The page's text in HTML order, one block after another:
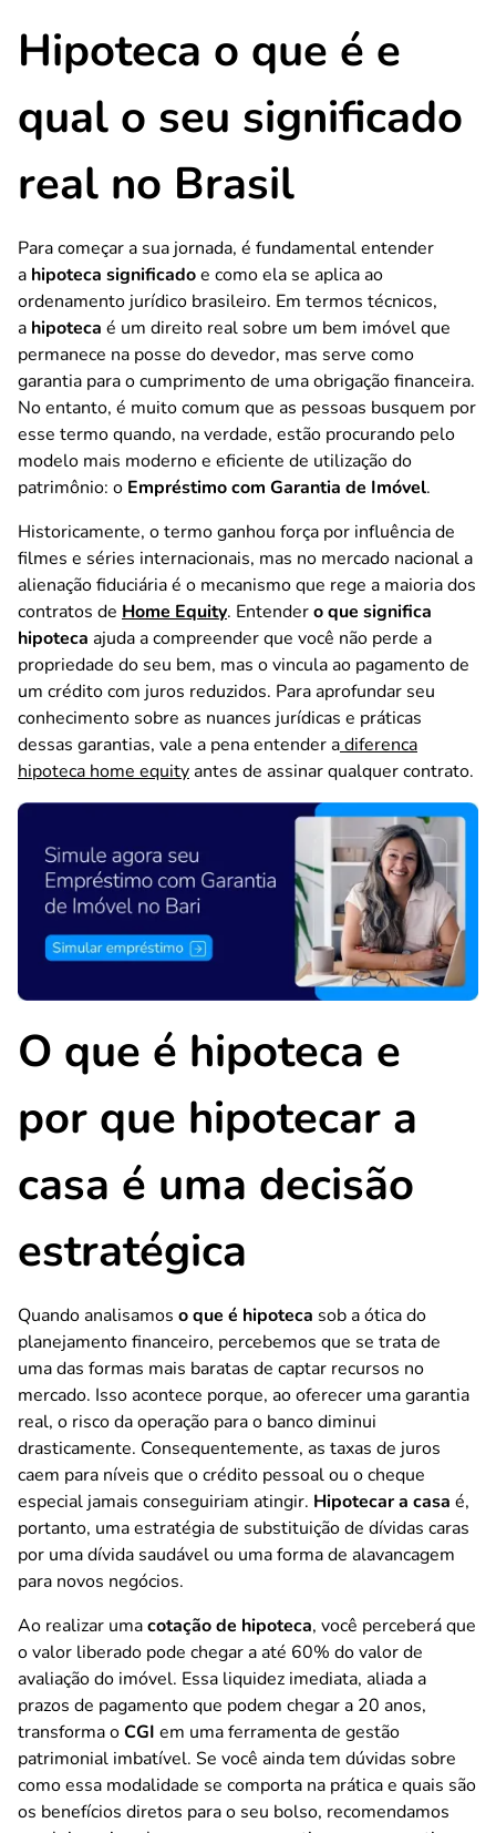
Hipoteca o que é e
qual o seu significado
real no Brasil
Para começar a sua jornada, é fundamental entender
a hipoteca significadoe como ela se aplica ao
ordenamento jurídico brasileiro. Em termos técnicos,
a hipoteca é um direito real sobre um bem imóvel que
permanece na posse do devedor, mas serve como
garantia para o cumprimento de uma obrigação financeira.
No entanto, é muito comum que as pessoas busquem por
esse termo quando, na verdade, estão procurando pelo
modelo mais moderno e eficiente de utilização do
patrimônio: o Empréstimo com Garantia de Imóvel.
Historicamente, o termo ganhou força por influência de
filmes e séries internacionais, mas no mercado nacional a
alienação fiduciária é o mecanismo que rege a maioria dos
contratos de Home Equity. Entendero que significa
hipoteca ajuda a compreender que você não perde a
propriedade do seu bem, mas o vincula ao pagamento de
um crédito com juros reduzidos. Para aprofundar seu
conhecimento sobre as nuances jurídicas e práticas
dessas garantias, vale a pena entender adiferenca
hipoteca home equityantes de assinar qualquer contrato.
O que é hipoteca e
por que hipotecar a
casa é uma decisão
estratégica
Quando analisamos o que é hipoteca sob a ótica do
planejamento financeiro, percebemos que se trata de
uma das formas mais baratas de captar recursos no
mercado. Isso acontece porque, ao oferecer uma garantia
real, o risco da operação para o banco diminui
drasticamente. Consequentemente, as taxas de juros
caem para níveis que o crédito pessoal ou o cheque
especial jamais conseguiriam atingir. Hipotecar a casa é,
portanto, uma estratégia de substituição de dívidas caras
por uma dívida saudável ou uma forma de alavancagem
para novos negócios.
Ao realizar umacotação de hipoteca, você perceberá que
o valor liberado pode chegar a até 60% do valor de
avaliação do imóvel. Essa liquidez imediata, aliada a
prazos de pagamento que podem chegar a 20 anos,
transforma oCGI em uma ferramenta de gestão
patrimonial imbatível. Se você ainda tem dúvidas sobre
como essa modalidade se comporta na prática e quais são
os benefícios diretos para o seu bolso, recomendamos